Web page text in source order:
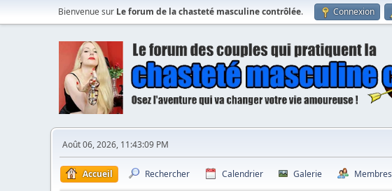
Bienvenue sur Le forum de la chasteté masculine contrôlée. Connexion
Août 06, 2026, 11:43:09 PM
Accueil Rechercher Calendrier Galerie Membres